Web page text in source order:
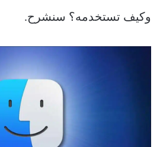
وكيف تستخدمه؟ سنشرح.